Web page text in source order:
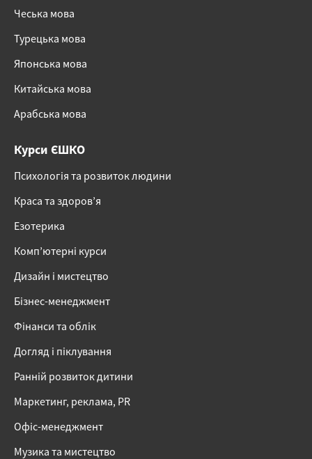
Чеська мова
Турецька мова
Японська мова
Китайська мова
Арабська мова
Курси ЄШКО
Психологія та розвиток людини
Краса та здоров’я
Езотерика
Комп’ютерні курси
Дизайн і мистецтво
Бізнес-менеджмент
Фінанси та облік
Догляд і піклування
Ранній розвиток дитини
Маркетинг, реклама, PR
Офіс-менеджмент
Музика та мистецтво